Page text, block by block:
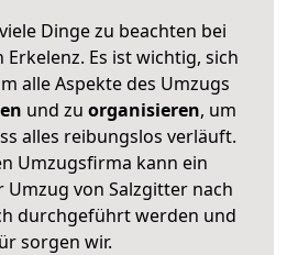
Dinge zu beachten bei
Es ist wichtig, sich
alle Aspekte des Umzugs
und zu organisieren, um
alles reibungslos verläuft.
Umzugsfirma kann ein
von Salzgitter nach
durchgeführt werden und
sorgen wir.